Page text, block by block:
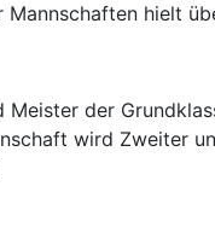
hielt
der
wird Zweiter